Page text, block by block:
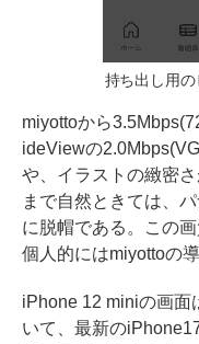
持ち出し用
miyottoから
ideViewの
や、イラストの緻密
まで自然ときては、
に脱帽である。この
個人的にはmiyottoの
iPhone 12 miniの画面
いて、最新の